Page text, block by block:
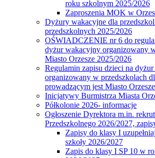
roku szkolnym 2025/2026
Zaproszenia MOK w
Dyżury wakacyjne dla
przedszkolnych 2025/2026
OŚWIADCZENIE nr 6 do
dyżur wakacyjny organizowany
Miasto Orzesze 2025/2026
Regulamin zapisu dzieci na
organizowany w przedszkolach
prowadzącym jest Miasto Orzesze
Inicjatywy Burmistrza Miasta
Półkolonie 2026- informacje
Ogłoszenie Dyrektora m.in.
Przedszkolnego 2026/2027,
Zapisy do klasy I
szkoły 2026/2027
Zapis do klasy I SP 10 w